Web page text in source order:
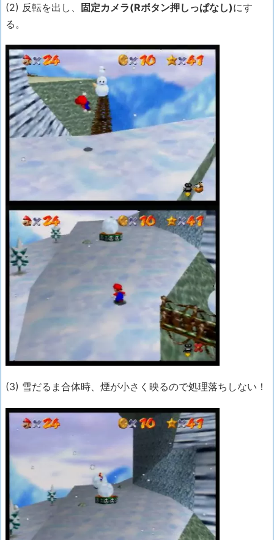
(2) 反転を出し、 固定カメラ(Rボタン押しっぱなし)にす
る。
(3) 雪だるま合体時、煙が小さく映るので処理落ちしない！